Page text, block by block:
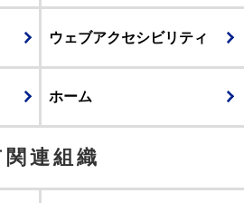
ウェブアクセシビリティ
ホーム
関連組織